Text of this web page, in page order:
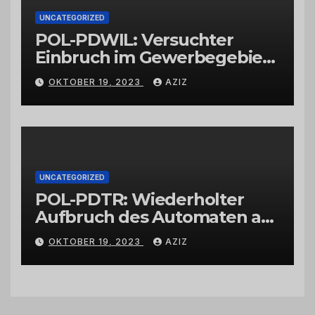
UNCATEGORIZED
POL-PDWIL: Versuchter
Einbruch im Gewerbegebiet
Wittlich
OKTOBER 19, 2023 AZIZ
UNCATEGORIZED
POL-PDTR: Wiederholter
Aufbruch des Automaten am
Wohnmobilstellplatz in
Hermeskeil am Labachweg
OKTOBER 19, 2023 AZIZ